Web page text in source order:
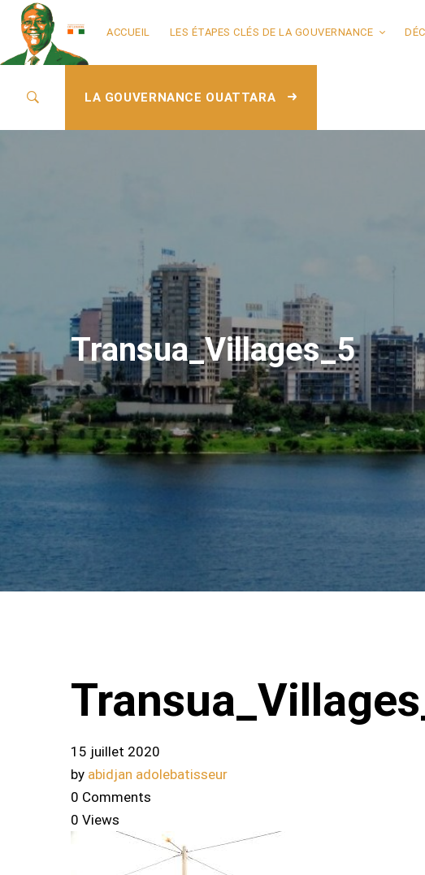
ACCUEIL LES ÉTAPES CLÉS DE LA GOUVERNANCE
LA GOUVERNANCE OUATTARA
Transua_Villages_5
15 juillet 2020
by abidjan adolebatisseur
0 Comments
0 Views